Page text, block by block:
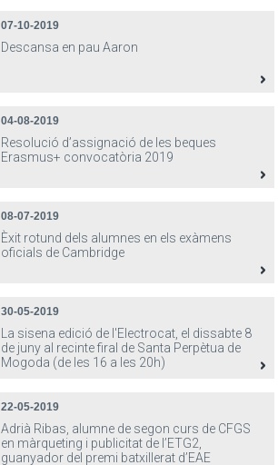
07-10-2019
Descansa en pau Aaron
04-08-2019
Resolució d’assignació de les beques
Erasmus+ convocatòria 2019
08-07-2019
Èxit rotund dels alumnes en els exàmens
oficials de Cambridge
30-05-2019
La sisena edició de l'Electrocat, el dissabte 8
de juny al recinte firal de Santa Perpètua de
Mogoda (de les 16 a les 20h)
22-05-2019
Adrià Ribas, alumne de segon curs de CFGS
en màrqueting i publicitat de l’ETG2,
guanyador del premi batxillerat d’EAE